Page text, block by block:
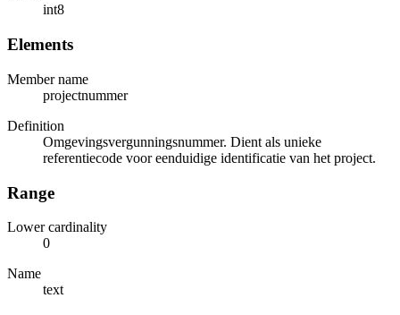
int8
Elements
Member name
projectnummer
Definition
Omgevingsvergunningsnummer. Dient als unieke
referentiecode voor eenduidige identificatie van het project.
Range
Lower cardinality
0
Name
text